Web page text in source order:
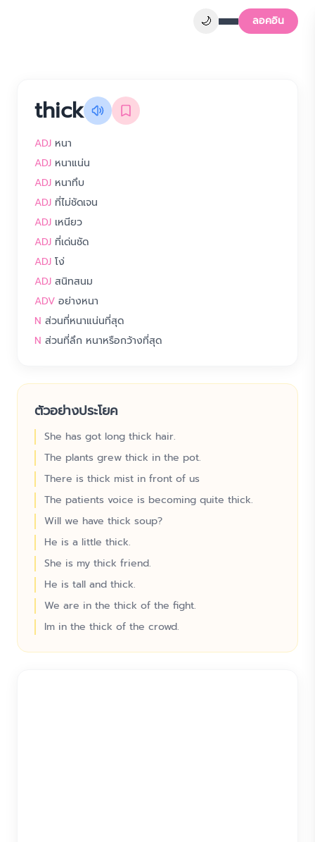
🌙 ลอคอิน
thick
ADJ หนา
ADJ หนาแน่น
ADJ หนาทึบ
ADJ ที่ไม่ชัดเจน
ADJ เหนียว
ADJ ที่เด่นชัด
ADJ โง่
ADJ สนิทสนม
ADV อย่างหนา
N ส่วนที่หนาแน่นที่สุด
N ส่วนที่ลึก หนาหรือกว้างที่สุด
ตัวอย่างประโยค
She has got long thick hair.
The plants grew thick in the pot.
There is thick mist in front of us
The patients voice is becoming quite thick.
Will we have thick soup?
He is a little thick.
She is my thick friend.
He is tall and thick.
We are in the thick of the fight.
Im in the thick of the crowd.